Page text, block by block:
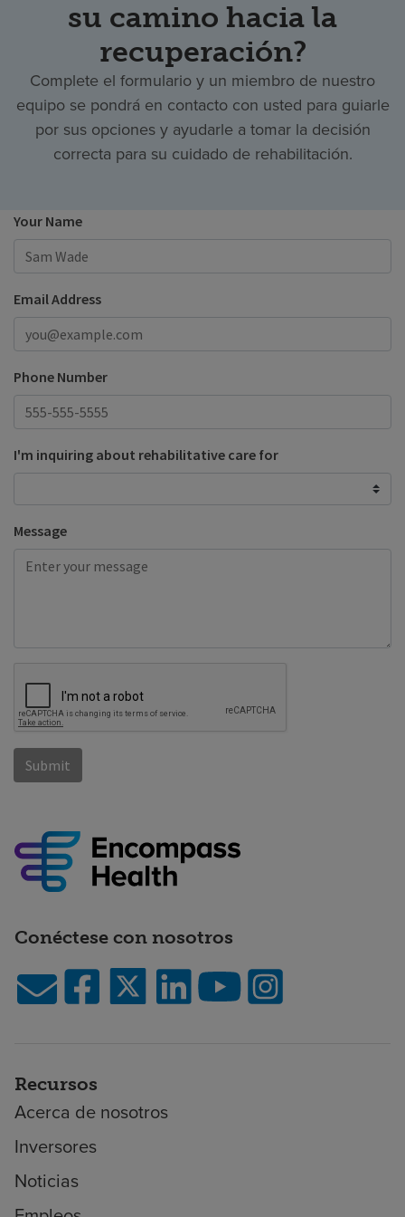
su camino hacia la
recuperación?
Complete el formulario y un miembro de nuestro
equipo se pondrá en contacto con usted para guiarle
por sus opciones y ayudarle a tomar la decisión
correcta para su cuidado de rehabilitación.
Conéctese con nosotros
Recursos
Acerca de nosotros
Inversores
Noticias